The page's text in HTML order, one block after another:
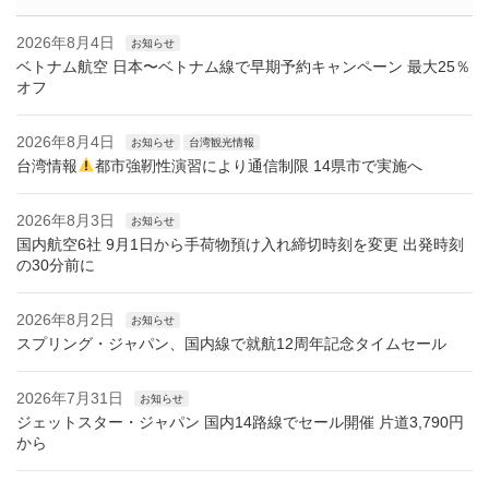
2026年8月4日 お知らせ
ベトナム航空 日本〜ベトナム線で早期予約キャンペーン 最大25％
オフ
2026年8月4日 お知らせ 台湾観光情報
台湾情報 都市強靭性演習により通信制限 14県市で実施へ
2026年8月3日 お知らせ
国内航空6社 9月1日から手荷物預け入れ締切時刻を変更 出発時刻
の30分前に
2026年8月2日 お知らせ
スプリング・ジャパン、国内線で就航12周年記念タイムセール
2026年7月31日 お知らせ
ジェットスター・ジャパン 国内14路線でセール開催 片道3,790円
から